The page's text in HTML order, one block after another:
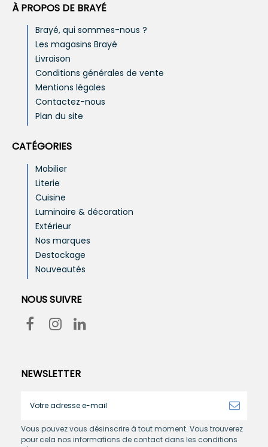
À PROPOS DE BRAYÉ
Brayé, qui sommes-nous ?
Les magasins Brayé
Livraison
Conditions générales de vente
Mentions légales
Contactez-nous
Plan du site
CATÉGORIES
Mobilier
Literie
Cuisine
Luminaire & décoration
Extérieur
Nos marques
Destockage
Nouveautés
NOUS SUIVRE
NEWSLETTER
Vous pouvez vous désinscrire à tout moment. Vous trouverez
pour cela nos informations de contact dans les conditions